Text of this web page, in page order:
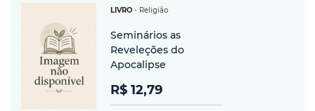
LIVRO - Religião
Seminários as
Reveleções do
Apocalipse
R$ 12,79